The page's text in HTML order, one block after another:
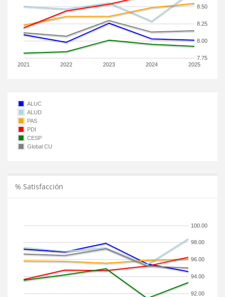
2021 2022 2023 2024 2025
7.75
8.00
8.25
8.50
ALUC
ALUD
PAS
PDI
CESP
Global CU
% Satisfacción
92.00
94.00
96.00
98.00
100.00